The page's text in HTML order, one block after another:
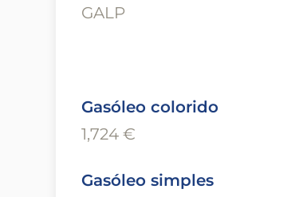
GALP
Gasóleo colorido
1,724 €
Gasóleo simples